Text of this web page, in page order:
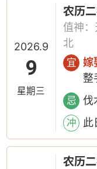
2026.9
9
星期三
农历
值神：
北
宜 嫁
整
忌 伐
冲 此
农历